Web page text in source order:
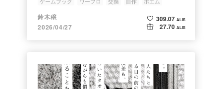
鈴木穣
2026/04/27
309.07 ALIS
27.70 ALIS